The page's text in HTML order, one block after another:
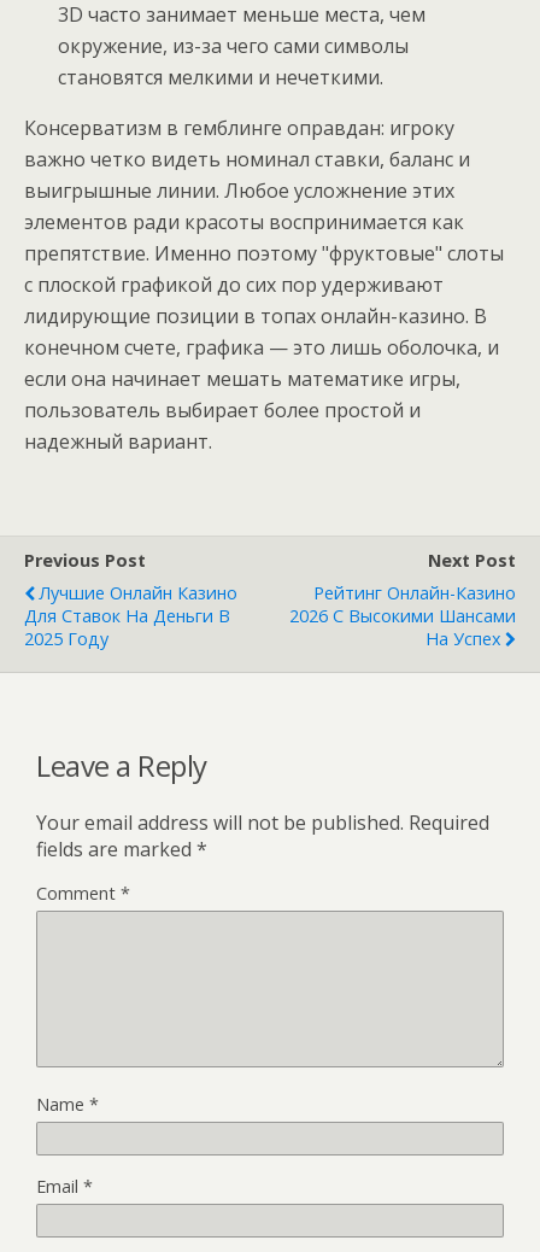
3D часто занимает меньше места, чем
окружение, из-за чего сами символы
становятся мелкими и нечеткими.
Консерватизм в гемблинге оправдан: игроку
важно четко видеть номинал ставки, баланс и
выигрышные линии. Любое усложнение этих
элементов ради красоты воспринимается как
препятствие. Именно поэтому "фруктовые" слоты
с плоской графикой до сих пор удерживают
лидирующие позиции в топах онлайн-казино. В
конечном счете, графика — это лишь оболочка, и
если она начинает мешать математике игры,
пользователь выбирает более простой и
надежный вариант.
Previous Post
Лучшие Онлайн Казино
Для Ставок На Деньги В
2025 Году
Next Post
Рейтинг Онлайн-Казино
2026 С Высокими Шансами
На Успех
Leave a Reply
Your email address will not be published. Required
fields are marked *
Comment *
Name *
Email *